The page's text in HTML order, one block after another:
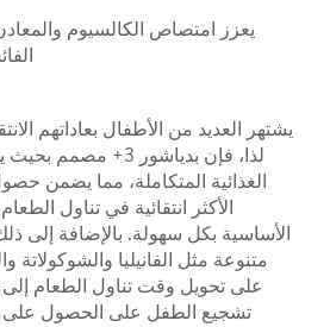
يعزز امتصاص الكالسيوم
يشتهر العديد من الأطفال بعاداتهم
لذا، فإن بدياشور 3+
الغذائية المتكاملة، مما يضمن
الأكثر انتقائية في تناول
الأساسية بكل سهولة. بالإضافة إلى
متنوعة مثل الفانيليا والشوكولاتة
على تحويل وقت تناول الطعام إلى
تشجيع الطفل على الحصول على